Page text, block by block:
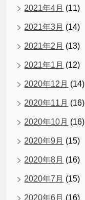
2021年4月 (11)
2021年3月 (14)
2021年2月 (13)
2021年1月 (12)
2020年12月 (14)
2020年11月 (16)
2020年10月 (16)
2020年9月 (15)
2020年8月 (16)
2020年7月 (15)
2020年6月 (16)